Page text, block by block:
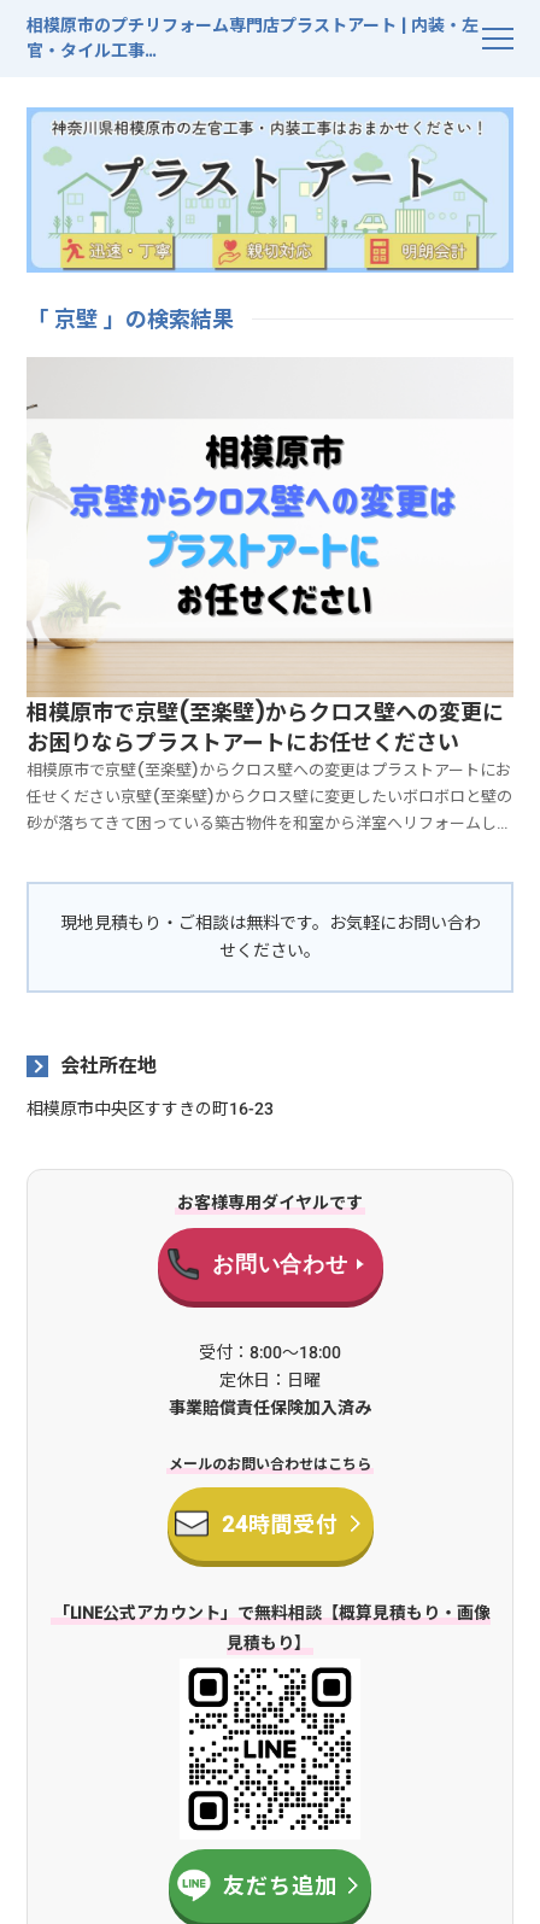
相模原市のプチリフォーム専門店プラストアート | 内装・左
官・タイル工事
「 京壁 」の検索結果
相模原市で京壁(至楽壁)からクロス壁への変更に
お困りならプラストアートにお任せください
相模原市で京壁(至楽壁)からクロス壁への変更はプラストアートにお
任せください京壁(至楽壁)からクロス壁に変更したいボロボロと壁の
砂が落ちてきて困っている築古物件を和室から洋室へリフォームした
は、お部屋の広さやかたち、壁を仕上げる方法によって異なります。
ん。「だいたいの費用感を知りたい」「リフォームできるのか知りた
い」という方も、ぜひ気軽にお問い合わせください。お問い合わせは
もりから施工まで全てまとめて対応しています。「最初に聞いていた
抑えることができること、融通がきくことが当社の強みです。京壁
かいご希望があれば、見積り時に遠慮なくお聞かせください。ご要望
をしっかりとヒアリングし、ご予算に合わせたご提案をさせていただ
きます。帖数/面積料金の目安6帖/30m²程度 80,000円～7帖/33m²程
度85,000円～8帖/35m²程度90,000円～9帖/38m²程度95,000円～10
帖/40m²程度100,000円～京壁からクロス壁に張り替える際、「真壁
で仕上げる(柱が見える)」または「大壁で仕上げる(柱が見えない)」
もり時にご相談ください。よくある質問ここでは京壁のお部屋のリフ
ォームを検討しているお客さまから、よく受ける質問をまとめまし
た。変更完了までに何日かかりますか？２日～1週間程度かかりま
40m²)のお部屋で3日程度です。6帖程度なら2日ほどで完了です。施
工期間中は、基本的にそのお部屋は使えなくなります。複数のお部屋
をリフォームしたい場合は、荷物の保管場所も考えてスケジュールを
組みます。クロスの壁の寿命は？一般的に10年程度だと言われていま
す。お部屋の日当たりや湿気、使い方にもよりますが、おおよそ10年
年ほどで機能が劣化すると言われています。見た目だけでなく機能面
でも、10年経過したら壁紙の張り替えを検討する時期です。そもそも
京壁(至楽壁)の上にクロスを貼って大丈夫？壁の状態に合わせて下準
備すれば大丈夫です。京壁(至楽壁)の上にクロスを貼る方法は2種類
あります。1.京壁(至楽壁)を平らな状態にしてクロスを貼る2.京壁(至
楽壁)に石膏ボードやベニヤ板を貼り付け、クロスを貼る壁の痛みが
激しくない場合、1の直接クロスを貼った方が費用を抑えられます。2
は費用はかかりますが、古い壁であってもしっかり強度を保てるので
クロスを貼っても問題ありません。京壁から張り替えるにあたって注
意点はある？壁の状態によって工期が長くなったり、費用が割高にな
ったりします。京壁(至楽壁)の状態によっては、補修をしてからクロ
スを貼ります。また、京壁(至楽壁)に石膏ボードやベニヤ板を取り付
現地見積もり・ご相談は無料です。お気軽にお問い合わ
せください。
会社所在地
相模原市中央区すすきの町16-23
お客様専用ダイヤルです
お問い合わせ
受付：8:00～18:00
定休日：日曜
事業賠償責任保険加入済み
メールのお問い合わせはこちら
24時間受付
「LINE公式アカウント」で無料相談【概算見積もり・画像
見積もり】
友だち追加